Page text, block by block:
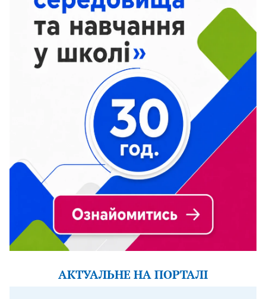
АКТУАЛЬНЕ НА ПОРТАЛІ